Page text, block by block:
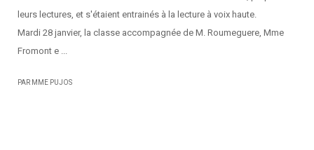
leurs lectures, et s'étaient entrainés à la lecture à voix haute.
Mardi 28 janvier, la classe accompagnée de M. Roumeguere, Mme
Fromont e ...
PAR MME PUJOS